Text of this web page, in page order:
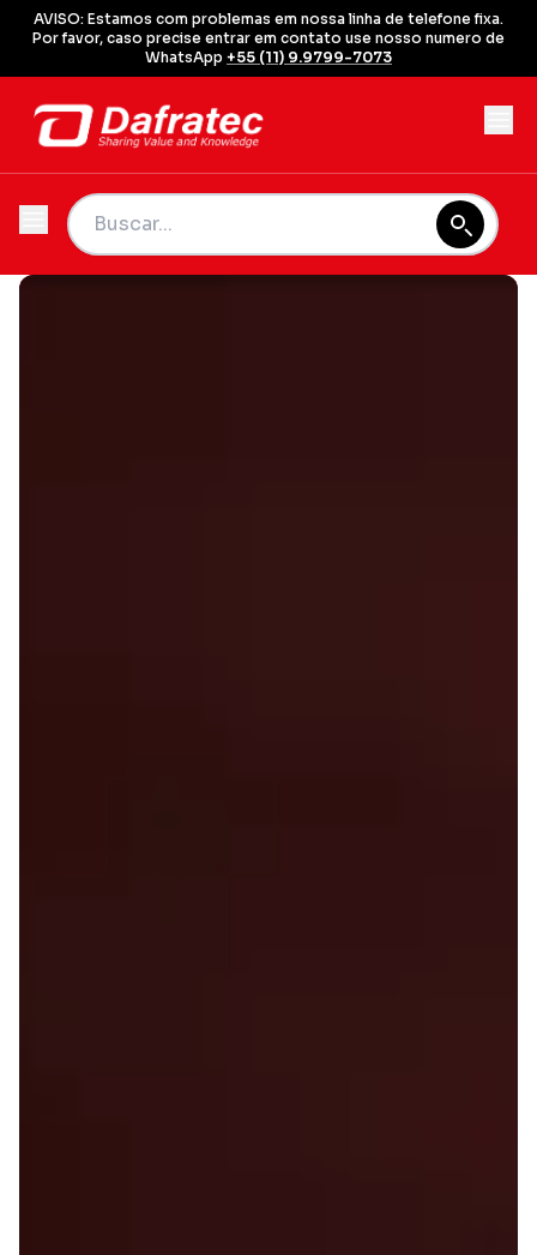
AVISO: Estamos com problemas em nossa linha de telefone fixa.
Por favor, caso precise entrar em contato use nosso numero de
WhatsApp +55 (11) 9.9799-7073